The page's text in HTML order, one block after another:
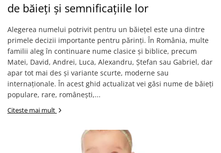
de băieți și semnificațiile lor
Alegerea numelui potrivit pentru un băiețel este una dintre
primele decizii importante pentru părinți. În România, multe
familii aleg în continuare nume clasice și biblice, precum
Matei, David, Andrei, Luca, Alexandru, Ștefan sau Gabriel, dar
apar tot mai des și variante scurte, moderne sau
internaționale. În acest ghid actualizat vei găsi nume de băieți
populare, rare, românești,...
Citeste mai mult